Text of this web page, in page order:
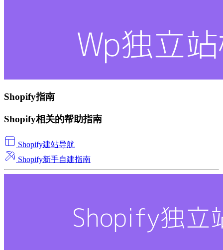
Shopify指南
Shopify相关的帮助指南
Shopify建站导航
Shopify新手自建指南